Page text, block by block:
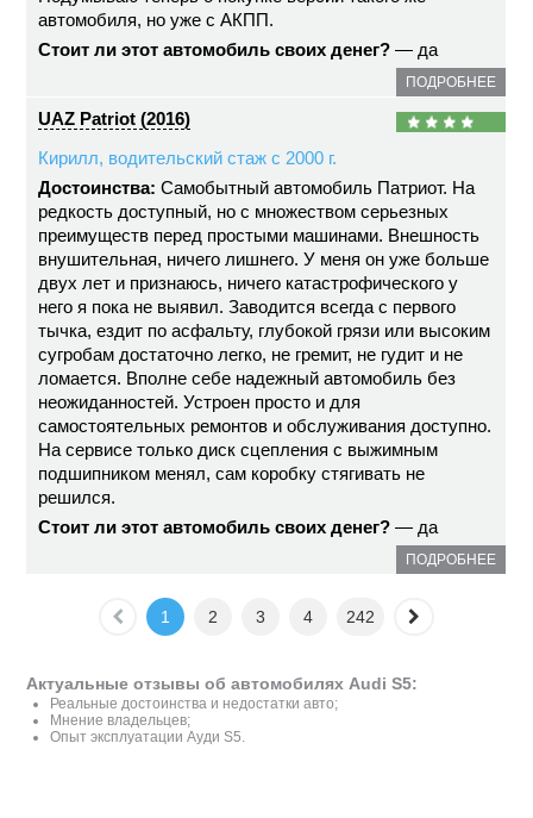
автомобиля, но уже с АКПП.
Стоит ли этот автомобиль своих денег? — да
ПОДРОБНЕЕ
UAZ Patriot (2016)
Кирилл, водительский стаж с 2000 г.
Достоинства: Самобытный автомобиль Патриот. На
редкость доступный, но с множеством серьезных
преимуществ перед простыми машинами. Внешность
внушительная, ничего лишнего. У меня он уже больше
двух лет и признаюсь, ничего катастрофического у
него я пока не выявил. Заводится всегда с первого
тычка, ездит по асфальту, глубокой грязи или высоким
сугробам достаточно легко, не гремит, не гудит и не
ломается. Вполне себе надежный автомобиль без
неожиданностей. Устроен просто и для
самостоятельных ремонтов и обслуживания доступно.
На сервисе только диск сцепления с выжимным
подшипником менял, сам коробку стягивать не
решился.
Стоит ли этот автомобиль своих денег? — да
ПОДРОБНЕЕ
1 2 3 4 242
Актуальные отзывы об автомобилях Audi S5:
Реальные достоинства и недостатки авто;
Мнение владельцев;
Опыт эксплуатации Ауди S5.